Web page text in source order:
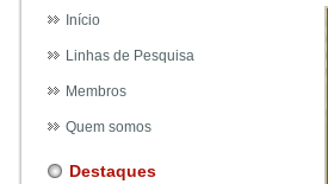
Início
Linhas de Pesquisa
Membros
Quem somos
Destaques